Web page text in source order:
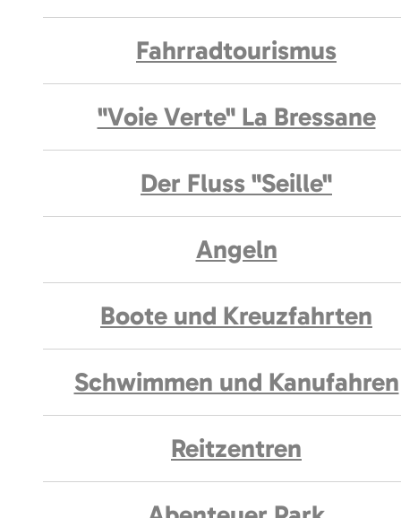
Fahrradtourismus
"Voie Verte" La Bressane
Der Fluss "Seille"
Angeln
Boote und Kreuzfahrten
Schwimmen und Kanufahren
Reitzentren